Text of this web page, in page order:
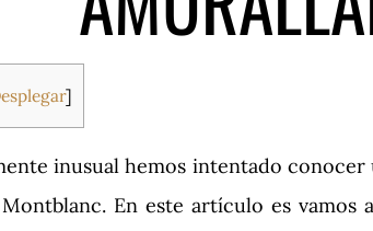
]
inusual hemos intentado
En este artículo es vamos